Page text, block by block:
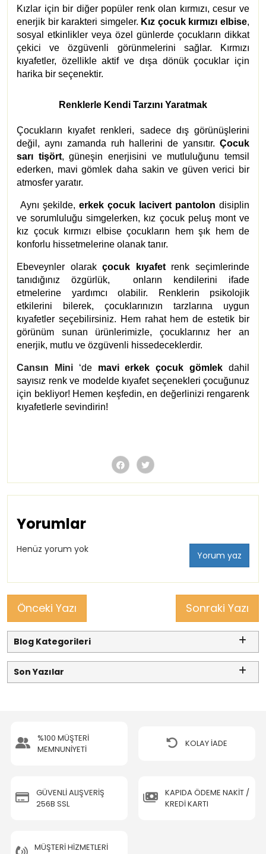
Kızlar için bir diğer popüler renk olan kırmızı, cesur ve
enerjik bir karakteri simgeler. Kız çocuk kırmızı elbise,
sosyal etkinlikler veya özel günlerde çocukların dikkat
çekici ve özgüvenli görünmelerini sağlar. Kırmızı
kıyafetler, özellikle aktif ve dışa dönük çocuklar için
harika bir seçenektir.
Renklerle Kendi Tarzını Yaratmak
Çocukların kıyafet renkleri, sadece dış görünüşlerini
değil, aynı zamanda ruh hallerini de yansıtır. Çocuk
sarı tişört, güneşin enerjisini ve mutluluğunu temsil
ederken, mavi gömlek daha sakin ve güven verici bir
atmosfer yaratır.
Aynı şekilde, erkek çocuk lacivert pantolon disiplin
ve sorumluluğu simgelerken, kız çocuk peluş mont ve
kız çocuk kırmızı elbise çocukların hem şık hem de
konforlu hissetmelerine olanak tanır.
Ebeveynler olarakçocuk kıyafetrenk seçimlerinde
tanıdığınız özgürlük, onların kendilerini ifade
etmelerine yardımcı olabilir. Renklerin psikolojik
etkilerini bilerek, çocuklarınızın tarzlarına uygun
kıyafetler seçebilirsiniz. Hem rahat hem de estetik bir
görünüm sunan ürünlerimizle, çocuklarınız her an
enerjik, mutlu ve özgüvenli hissedeceklerdir.
Cansın Mini‘de mavi erkek çocuk gömlek dahil
sayısız renk ve modelde kıyafet seçenekleri çocuğunuz
için bekliyor! Hemen keşfedin, en değerlinizi rengarenk
kıyafetlerle sevindirin!
Yorumlar
Henüz yorum yok
Yorum yaz
Önceki Yazı Sonraki Yazı
Blog Kategorileri
Son Yazılar
%100 MÜŞTERİ
MEMNUNİYETİ
KOLAY İADE
GÜVENLİ ALIŞVERİŞ
256B SSL
KAPIDA ÖDEME NAKİT /
KREDİ KARTI
MÜŞTERI HIZMETLERI